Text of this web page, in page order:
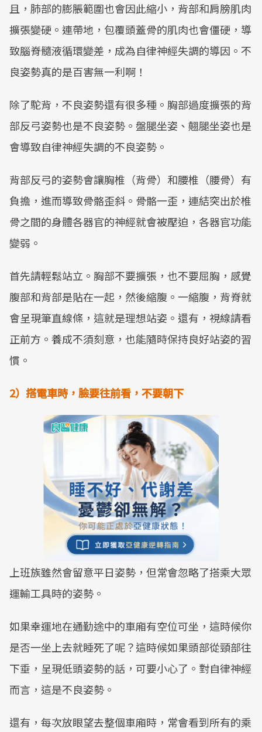
且，肺部的膨脹範圍也會因此縮小，背部和肩膀肌肉
擴張變硬。連帶地，包覆頭蓋骨的肌肉也會僵硬，導
致腦脊髓液循環變差，成為自律神經失調的導因。不
良姿勢真的是百害無一利啊！
除了駝背，不良姿勢還有很多種。胸部過度擴張的背
部反弓姿勢也是不良姿勢。盤腿坐姿、翹腿坐姿也是
會導致自律神經失調的不良姿勢。
背部反弓的姿勢會讓胸椎（背骨）和腰椎（腰骨）有
負擔，進而導致骨骼歪斜。骨骼一歪，連結突出於椎
骨之間的身體各器官的神經就會被壓迫，各器官功能
變弱。
首先請輕鬆站立。胸部不要擴張，也不要屈胸，感覺
腹部和背部是貼在一起，然後縮腹。一縮腹，背脊就
會呈現筆直線條，這就是理想站姿。還有，視線請看
正前方。養成不須刻意，也能隨時保持良好站姿的習
慣。
2）搭電車時，臉要往前看，不要朝下
上班族雖然會留意平日姿勢，但常會忽略了搭乘大眾
運輸工具時的姿勢。
如果幸運地在通勤途中的車廂有空位可坐，這時候你
是否一坐上去就睡死了呢？這時候如果頭部從頸部往
下垂，呈現低頭姿勢的話，可要小心了。對自律神經
而言，這是不良姿勢。
還有，每次放眼望去整個車廂時，常會看到所有的乘